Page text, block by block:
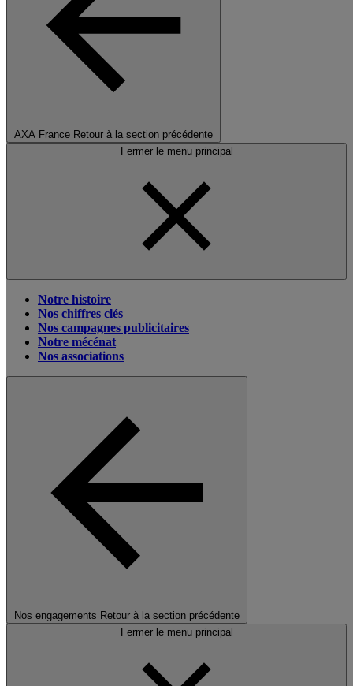
AXA France Retour à la section précédente
Fermer le menu principal
Notre histoire
Nos chiffres clés
Nos campagnes publicitaires
Notre mécénat
Nos associations
Nos engagements Retour à la section précédente
Fermer le menu principal